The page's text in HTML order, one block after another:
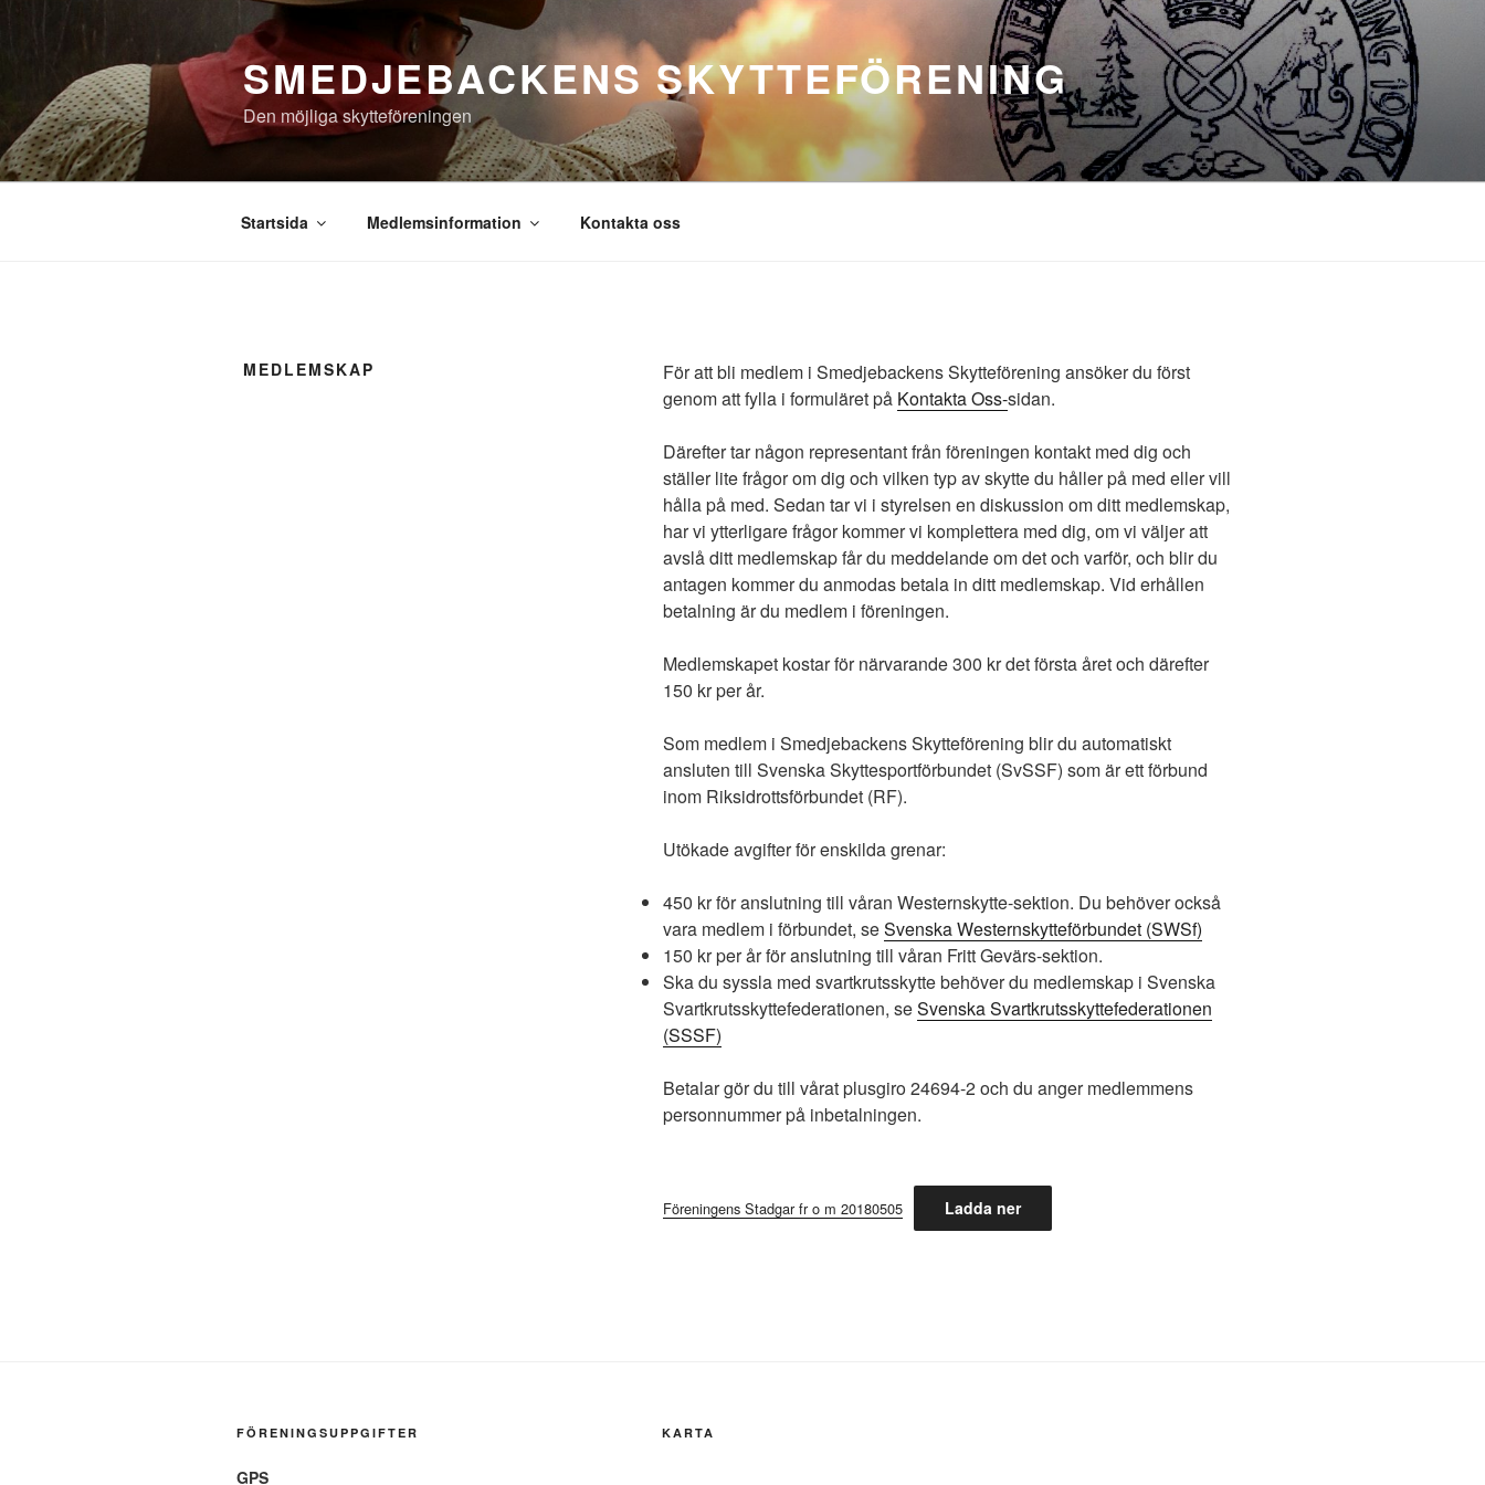
SMEDJEBACKENS SKYTTEFÖRENING
Den möjliga skytteföreningen
Startsida Medlemsinformation Kontakta oss
MEDLEMSKAP
För att bli medlem i Smedjebackens Skytteförening ansöker du först
genom att fylla i formuläret på Kontakta Oss-sidan.
Därefter tar någon representant från föreningen kontakt med dig och
ställer lite frågor om dig och vilken typ av skytte du håller på med eller vill
hålla på med. Sedan tar vi i styrelsen en diskussion om ditt medlemskap,
har vi ytterligare frågor kommer vi komplettera med dig, om vi väljer att
avslå ditt medlemskap får du meddelande om det och varför, och blir du
antagen kommer du anmodas betala in ditt medlemskap. Vid erhållen
betalning är du medlem i föreningen.
Medlemskapet kostar för närvarande 300 kr det första året och därefter
150 kr per år.
Som medlem i Smedjebackens Skytteförening blir du automatiskt
ansluten till Svenska Skyttesportförbundet (SvSSF) som är ett förbund
inom Riksidrottsförbundet (RF).
Utökade avgifter för enskilda grenar:
450 kr för anslutning till våran Westernskytte-sektion. Du behöver också
vara medlem i förbundet, seSvenska Westernskytteförbundet (SWSf)
150 kr per år för anslutning till våran Fritt Gevärs-sektion.
Ska du syssla med svartkrutsskytte behöver du medlemskap i Svenska
Svartkrutsskyttefederationen, seSvenska Svartkrutsskyttefederationen
(SSSF)
Betalar gör du till vårat plusgiro 24694-2 och du anger medlemmens
personnummer på inbetalningen.
Föreningens Stadgar fr o m 20180505 Ladda ner
FÖRENINGSUPPGIFTER
GPS
KARTA